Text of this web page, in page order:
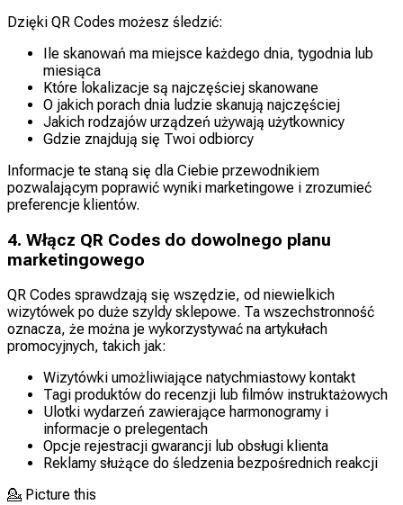
Dzięki QR Codes możesz śledzić:
Ile skanowań ma miejsce każdego dnia, tygodnia lub
miesiąca
Które lokalizacje są najczęściej skanowane
O jakich porach dnia ludzie skanują najczęściej
Jakich rodzajów urządzeń używają użytkownicy
Gdzie znajdują się Twoi odbiorcy
Informacje te staną się dla Ciebie przewodnikiem
pozwalającym poprawić wyniki marketingowe i zrozumieć
preferencje klientów.
4. Włącz QR Codes do dowolnego planu
marketingowego
QR Codes sprawdzają się wszędzie, od niewielkich
wizytówek po duże szyldy sklepowe. Ta wszechstronność
oznacza, że można je wykorzystywać na artykułach
promocyjnych, takich jak:
Wizytówki umożliwiające natychmiastowy kontakt
Tagi produktów do recenzji lub filmów instruktażowych
Ulotki wydarzeń zawierające harmonogramy i
informacje o prelegentach
Opcje rejestracji gwarancji lub obsługi klienta
Reklamy służące do śledzenia bezpośrednich reakcji
💁 Picture this